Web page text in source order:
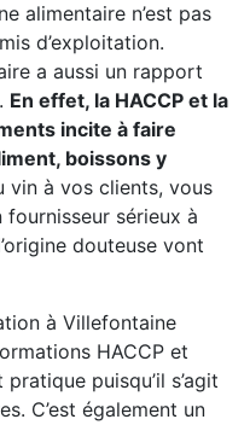
alimentaire n’est pas
d’exploitation.
a aussi un rapport
En effet, la HACCP et la
incite à faire
boissons y
vin à vos clients, vous
sérieux à
douteuse vont
à Villefontaine
HACCP et
puisqu’il s’agit
C’est également un